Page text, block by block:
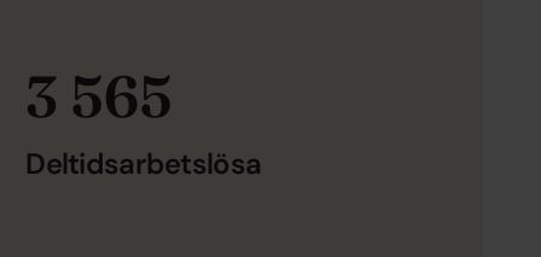
3 565
Deltidsarbetslösa